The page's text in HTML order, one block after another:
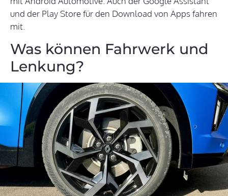
und der Play Store für den Download von Apps fahren
mit.
Was können Fahrwerk und
Lenkung?